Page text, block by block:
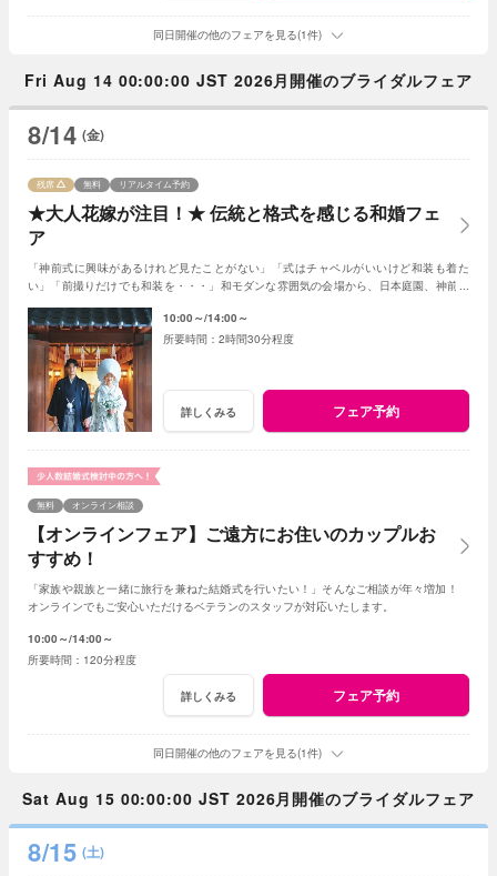
同日開催の他のフェアを見る(1件)
Fri Aug 14 00:00:00 JST 2026月開催のブライダルフェア
8/14 (金)
★大人花嫁が注目！★ 伝統と格式を感じる和婚フェ
ア
残席 無料 リアルタイム予約
「神前式に興味があるけれど見たことがない」「式はチャペルがいいけど和装も着た
い」「前撮りだけでも和装を・・・」和モダンな雰囲気の会場から、日本庭園、神前会
10:00～ 14:00～
2時間30分程度
詳しくみる フェア予約
【オンラインフェア】ご遠方にお住いのカップルお
すすめ！
無料 オンライン相談
「家族や親族と一緒に旅行を兼ねた結婚式を行いたい！」そんなご相談が年々増加！
オンラインでもご安心いただけるベテランのスタッフが対応いたします。
10:00～ 14:00～
120分程度
詳しくみる フェア予約
同日開催の他のフェアを見る(1件)
Sat Aug 15 00:00:00 JST 2026月開催のブライダルフェア
8/15 (土)